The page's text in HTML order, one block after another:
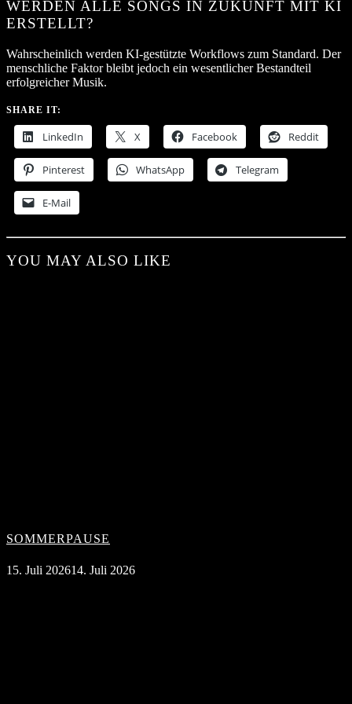
WERDEN ALLE SONGS IN ZUKUNFT MIT KI
ERSTELLT?
Wahrscheinlich werden KI-gestützte Workflows zum Standard. Der
menschliche Faktor bleibt jedoch ein wesentlicher Bestandteil
erfolgreicher Musik.
SHARE IT:
LinkedIn X Facebook Reddit
Pinterest WhatsApp Telegram
E-Mail
YOU MAY ALSO LIKE
SOMMERPAUSE
15. Juli 202614. Juli 2026